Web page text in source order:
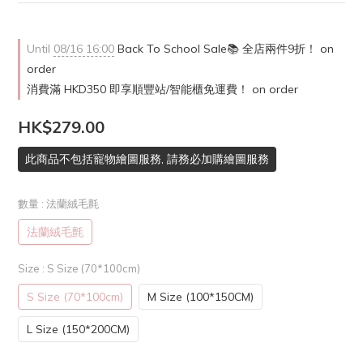
Until 08/16 16:00 Back To School Sale📚 全店兩件9折！ on
order
消費滿 HKD350 即享順豐站/智能櫃免運費！ on order
HK$279.00
此商品不包括寵物繪圖服務, 請務必加購繪圖服務
數量 : 法蘭絨毛氈
法蘭絨毛氈
Size : S Size (70*100cm)
S Size (70*100cm) M Size (100*150CM)
L Size (150*200CM)